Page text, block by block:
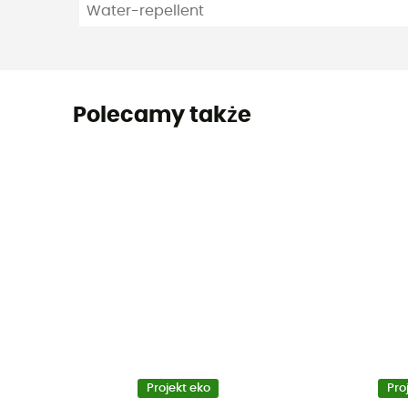
Water-repellent
Polecamy także
Projekt eko